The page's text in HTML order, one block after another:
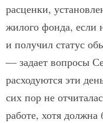
расценки,
жилого фонда, если
и получил статус
— задает вопросы
расходуются эти
сих пор не
работе, хотя должна